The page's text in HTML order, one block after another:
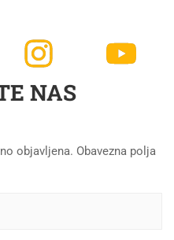
NAS
objavljena. Obavezna polja